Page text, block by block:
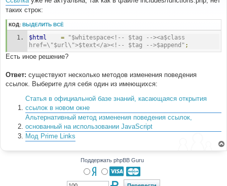
б
щ
н
и
таких строк:
КОД: ВЫДЕЛИТЬ ВСЁ
$html =
"$whitespace<!-- $tag --><a$class
href=\"$url\">$text</a><!-- $tag -->$append" ;
Есть иное решение?
Ответ: существуют несколько методов изменения поведения
ссылок. Выберите для себя один из имеющихся:
Статья в официальной базе знаний, касающаяся открытия
ссылок в новом окне
Альтернативный метод изменения поведения ссылок,
основанный на использовании JavaScript
Мод Prime Links
Поддержать phpBB Guru